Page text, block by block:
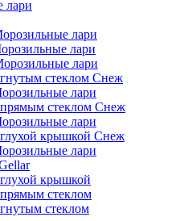
лари
лари
лари
лари
стеклом Снеж
лари
стеклом Снеж
лари
крышкой Снеж
лари
крышкой
стеклом
стеклом